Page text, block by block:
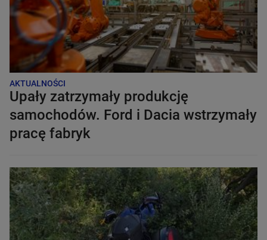
AKTUALNOŚCI
Upały zatrzymały produkcję
samochodów. Ford i Dacia wstrzymały
pracę fabryk